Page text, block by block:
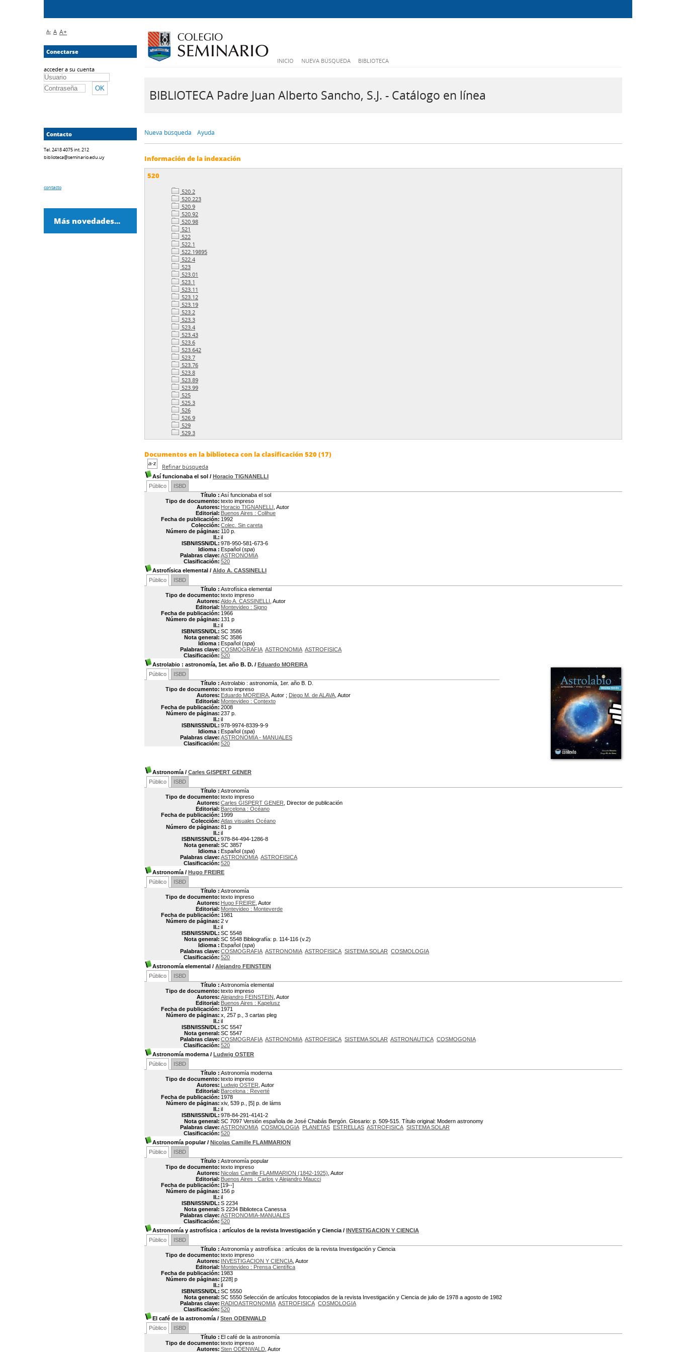
INICIO NUEVA BÚSQUEDA BIBLIOTECA
BIBLIOTECA Padre Juan Alberto Sancho, S.J. - Catálogo en línea
Nueva búsqueda Ayuda
Información de la indexación
520
520.2
520.223
520.9
520.92
520.98
521
522
522.1
522.19895
522.4
523
523.01
523.1
523.11
523.12
523.19
523.2
523.3
523.4
523.43
523.6
523.642
523.7
523.76
523.8
523.89
523.99
525
525.3
526
526.9
529
529.3
Documentos en la biblioteca con la clasificación 520 (17)
Refinar búsqueda
Así funcionaba el sol / Horacio TIGNANELLI
Público
ISBD
Título : Así funcionaba el sol
Tipo de documento: texto impreso
Autores: Horacio TIGNANELLI , Autor
Editorial: Buenos Aires : Colihue
Fecha de publicación: 1992
Colección: Colec. Sin careta
Número de páginas: 110 p.
Il.: il
ISBN/ISSN/DL: 978-950-581-673-6
Idioma : Español (spa)
Palabras clave: ASTRONOMIA
Clasificación: 520
Astrofísica elemental / Aldo A. CASSINELLI
Público
ISBD
Título : Astrofísica elemental
Tipo de documento: texto impreso
Autores: Aldo A. CASSINELLI , Autor
Editorial: Montevideo : Signo
Fecha de publicación: 1966
Número de páginas: 131 p
Il.: il
ISBN/ISSN/DL: SC 3586
Nota general: SC 3586
Idioma : Español (spa)
Palabras clave: COSMOGRAFIA ASTRONOMIA ASTROFISICA
Clasificación: 520
Astrolabio : astronomía, 1er. año B. D. / Eduardo MOREIRA
Público
ISBD
Título : Astrolabio : astronomía, 1er. año B. D.
Tipo de documento: texto impreso
Autores: Eduardo MOREIRA , Autor ; Diego M. de ALAVA , Autor
Editorial: Montevideo : Contexto
Fecha de publicación: 2008
Número de páginas: 237 p.
Il.: il
ISBN/ISSN/DL: 978-9974-8339-9-9
Idioma : Español (spa)
Palabras clave: ASTRONOMIA - MANUALES
Clasificación: 520
Astronomía / Carles GISPERT GENER
Público
ISBD
Título : Astronomía
Tipo de documento: texto impreso
Autores: Carles GISPERT GENER , Director de publicación
Editorial: Barcelona : Océano
Fecha de publicación: 1999
Colección: Atlas visuales Océano
Número de páginas: 81 p
Il.: il
ISBN/ISSN/DL: 978-84-494-1286-8
Nota general: SC 3857
Idioma : Español (spa)
Palabras clave: ASTRONOMIA ASTROFISICA
Clasificación: 520
Astronomía / Hugo FREIRE
Público
ISBD
Título : Astronomía
Tipo de documento: texto impreso
Autores: Hugo FREIRE , Autor
Editorial: Montevideo : Monteverde
Fecha de publicación: 1981
Número de páginas: 2 v
Il.: il
ISBN/ISSN/DL: SC 5548
Nota general: SC 5548 Bibliografía: p. 114-116 (v.2)
Idioma : Español (spa)
Palabras clave: COSMOGRAFIA ASTRONOMIA ASTROFISICA SISTEMA SOLAR COSMOLOGIA
Clasificación: 520
Astronomía elemental / Alejandro FEINSTEIN
Público
ISBD
Título : Astronomía elemental
Tipo de documento: texto impreso
Autores: Alejandro FEINSTEIN , Autor
Editorial: Buenos Aires : Kapelusz
Fecha de publicación: 1971
Número de páginas: x, 257 p., 3 cartas pleg
Il.: il
ISBN/ISSN/DL: SC 5547
Nota general: SC 5547
Palabras clave: COSMOGRAFIA ASTRONOMIA ASTROFISICA SISTEMA SOLAR ASTRONAUTICA COSMOGONIA
Clasificación: 520
Astronomía moderna / Ludwig OSTER
Público
ISBD
Título : Astronomía moderna
Tipo de documento: texto impreso
Autores: Ludwig OSTER , Autor
Editorial: Barcelona : Reverté
Fecha de publicación: 1978
Número de páginas: xiv, 539 p., [5] p. de láms
Il.: il
ISBN/ISSN/DL: 978-84-291-4141-2
Nota general: SC 7097 Versión española de José Chabás Bergón. Glosario: p. 509-515. Título original: Modern astronomy
Palabras clave: ASTRONOMIA COSMOLOGIA PLANETAS ESTRELLAS ASTROFISICA SISTEMA SOLAR
Clasificación: 520
Astronomía popular/ Nicolas Camille FLAMMARION
Público
ISBD
Título : Astronomía popular
Tipo de documento: texto impreso
Autores: Nicolas Camille FLAMMARION (1842-1925) , Autor
Editorial: Buenos Aires : Carlos y Alejandro Maucci
Fecha de publicación: [19--]
Número de páginas: 156 p
Il.: il
ISBN/ISSN/DL: S 2234
Nota general: S 2234 Biblioteca Canessa
Palabras clave: ASTRONOMIA-MANUALES
Clasificación: 520
Astronomía y astrofísica : artículos de la revista Investigación y Ciencia / INVESTIGACION Y CIENCIA
Público
ISBD
Título : Astronomía y astrofísica : artículos de la revista Investigación y Ciencia
Tipo de documento: texto impreso
Autores: INVESTIGACION Y CIENCIA , Autor
Editorial: Montevideo : Prensa Científica
Fecha de publicación: 1983
Número de páginas: [228] p
Il.: il
ISBN/ISSN/DL: SC 5550
Nota general: SC 5550 Selección de artículos fotocopiados de la revista Investigación y Ciencia de julio de 1978 a agosto de 1982
Palabras clave: RADIOASTRONOMIA ASTROFISICA COSMOLOGIA
Clasificación: 520
El café de la astronomía / Sten ODENWALD
Público
ISBD
Título : El café de la astronomía
Tipo de documento: texto impreso
Autores: Sten ODENWALD , Autor
A- A A+
Conectarse
acceder a su cuenta
Contacto
Tel. 2418 4075 int. 212
biblioteca@seminario.edu.uy
contacto
Más novedades...